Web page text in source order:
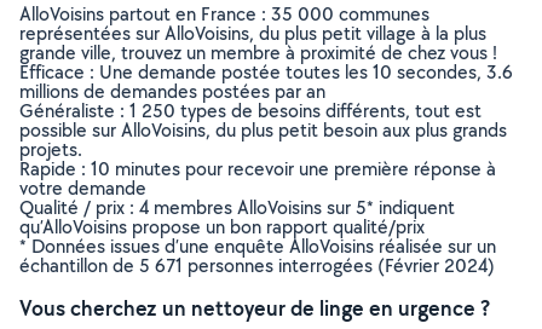
AlloVoisins partout en France : 35 000 communes
représentées sur AlloVoisins, du plus petit village à la plus
grande ville, trouvez un membre à proximité de chez vous !
Efficace : Une demande postée toutes les 10 secondes, 3.6
millions de demandes postées par an
Généraliste : 1 250 types de besoins différents, tout est
possible sur AlloVoisins, du plus petit besoin aux plus grands
projets.
Rapide : 10 minutes pour recevoir une première réponse à
votre demande
Qualité / prix : 4 membres AlloVoisins sur 5* indiquent
qu’AlloVoisins propose un bon rapport qualité/prix
* Données issues d’une enquête AlloVoisins réalisée sur un
échantillon de 5 671 personnes interrogées (Février 2024)
Vous cherchez un nettoyeur de linge en urgence ?